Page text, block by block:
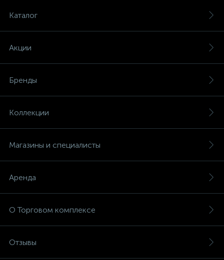
Каталог
Акции
Бренды
Коллекции
Магазины и специалисты
Аренда
О Торговом комплексе
Отзывы